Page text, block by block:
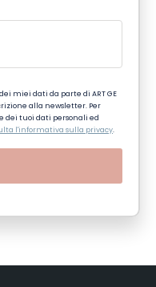
miei dati da parte di ART GE
alla newsletter. Per
dei tuoi dati personali ed
l'informativa sulla privacy.